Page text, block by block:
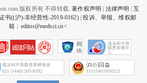
版权所有 不得转载.著作权声明 法律声明
互
书((沪)-非经营性-2019-0162)|投诉、举报、维权邮
箱：editor@medsci.cn<
网
络
会
征
021-54485309-8082 31010402000321